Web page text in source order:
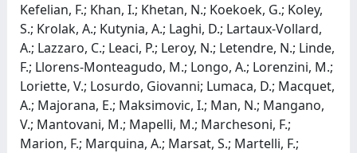
Kefelian, F.; Khan, I.; Khetan, N.; Koekoek, G.; Koley,
S.; Krolak, A.; Kutynia, A.; Laghi, D.; Lartaux-Vollard,
A.; Lazzaro, C.; Leaci, P.; Leroy, N.; Letendre, N.; Linde,
F.; Llorens-Monteagudo, M.; Longo, A.; Lorenzini, M.;
Loriette, V.; Losurdo, Giovanni; Lumaca, D.; Macquet,
A.; Majorana, E.; Maksimovic, I.; Man, N.; Mangano,
V.; Mantovani, M.; Mapelli, M.; Marchesoni, F.;
Marion, F.; Marquina, A.; Marsat, S.; Martelli, F.;